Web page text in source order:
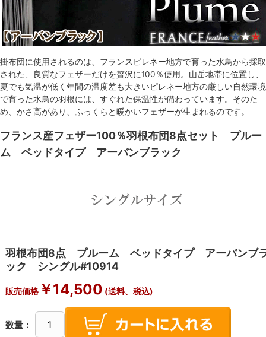
掛布団に使用されるのは、フランスピレネー地方で育った水鳥から採取
された、良質なフェザーだけを贅沢に100％使用。山岳地帯に位置し、
夏でも気温が低く年間の温度差も大きいピレネー地方の厳しい自然環境
で育った水鳥の羽根には、すぐれた保温性が備わっています。そのた
め、かさ高があり、ふっくらと暖かいフェザーが生まれるのです。
フランス産フェザー100％羽根布団8点セット プルー
ム ベッドタイプ アーバンブラック
羽根布団8点 プルーム ベッドタイプ アーバンブ
ック シングル#10914
販売価格￥14,500 (送料、税込)
数量：